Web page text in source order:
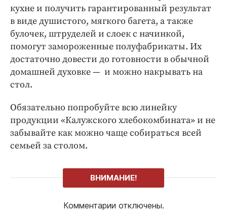
кухне и получить гарантированный результат
в виде душистого, мягкого багета, а также
булочек, штруделей и слоек с начинкой,
помогут замороженные полуфабрикаты. Их
достаточно довести до готовности в обычной
домашней духовке — и можно накрывать на
стол.
Обязательно попробуйте всю линейку
продукции «Калужского хлебокомбината» и не
забывайте как можно чаще собираться всей
семьей за столом.
ВНИМАНИЕ!
Комментарии отключены.